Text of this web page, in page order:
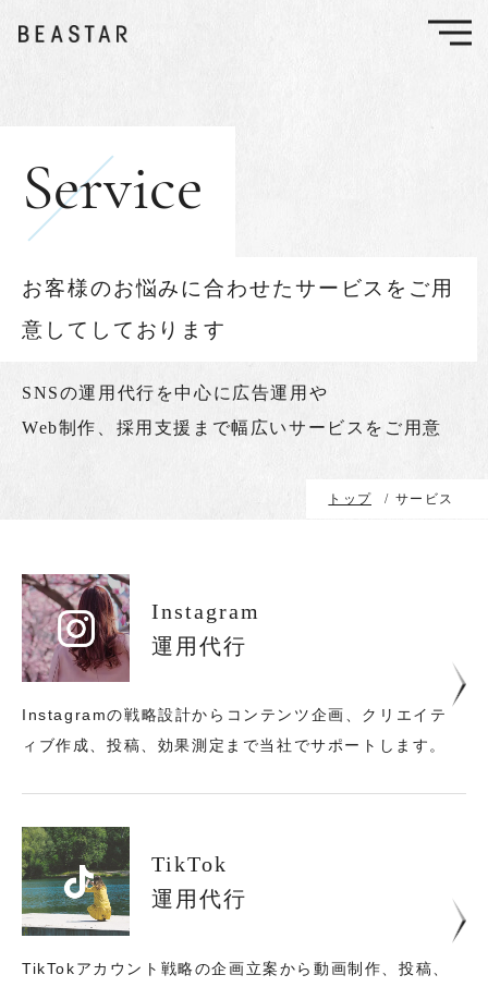
Service
お客様のお悩みに合わせたサービスをご用
意してしております
SNSの運用代行を中心に広告運用や
Web制作、 採用支援まで幅広いサービスをご用意
トップ / サービス
Instagram
運用代行
Instagramの戦略設計からコンテンツ企画、 クリエイテ
ィブ作成、投稿、効果測定まで当社でサポートします。
TikTok
運用代行
TikTokアカウント戦略の企画立案から動画制作、投稿、